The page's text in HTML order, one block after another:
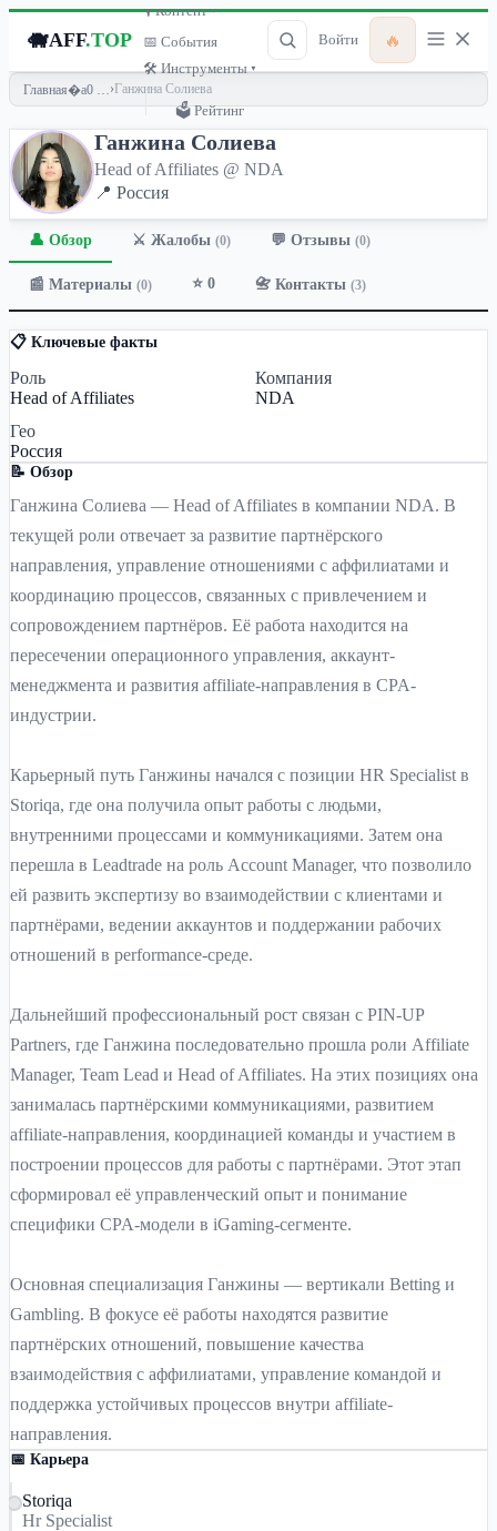
🐗AFF.TOP
🎙 Контент ▾
📅 События
🛠 Инструменты ▾
🗳 Рейтинг
Войти 🔥
Главная › Ганжина Солиева
Ганжина Солиева
Head of Affiliates @ NDA
📍 Россия
👤 Обзор ⚔️ Жалобы (0) 💬 Отзывы (0)
📰 Материалы (0) ⭐ 0 📇 Контакты (3)
📋 Ключевые факты
Роль
Head of Affiliates
Компания
NDA
Гео
Россия
📝 Обзор
Ганжина Солиева — Head of Affiliates в компании NDA. В
текущей роли отвечает за развитие партнёрского
направления, управление отношениями с аффилиатами и
координацию процессов, связанных с привлечением и
сопровождением партнёров. Её работа находится на
пересечении операционного управления, аккаунт-
менеджмента и развития affiliate-направления в CPA-
индустрии.
Карьерный путь Ганжины начался с позиции HR Specialist в
Storiqa, где она получила опыт работы с людьми,
внутренними процессами и коммуникациями. Затем она
перешла в Leadtrade на роль Account Manager, что позволило
ей развить экспертизу во взаимодействии с клиентами и
партнёрами, ведении аккаунтов и поддержании рабочих
отношений в performance-среде.
Дальнейший профессиональный рост связан с PIN-UP
Partners, где Ганжина последовательно прошла роли Affiliate
Manager, Team Lead и Head of Affiliates. На этих позициях она
занималась партнёрскими коммуникациями, развитием
affiliate-направления, координацией команды и участием в
построении процессов для работы с партнёрами. Этот этап
сформировал её управленческий опыт и понимание
специфики CPA-модели в iGaming-сегменте.
Основная специализация Ганжины — вертикали Betting и
Gambling. В фокусе её работы находятся развитие
партнёрских отношений, повышение качества
взаимодействия с аффилиатами, управление командой и
поддержка устойчивых процессов внутри affiliate-
направления.
📅 Карьера
Storiqa
Hr Specialist